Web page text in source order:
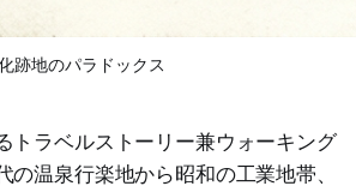
跡地のパラドックス
トラベルストーリー兼ウォーキング
温泉行楽地から昭和の工業地帯、